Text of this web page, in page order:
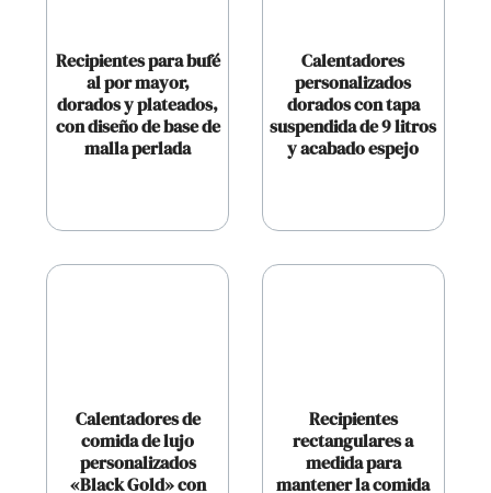
Recipientes para bufé
al por mayor,
dorados y plateados,
con diseño de base de
malla perlada
Calentadores
personalizados
dorados con tapa
suspendida de 9 litros
y acabado espejo
Calentadores de
comida de lujo
personalizados
«Black Gold» con
Recipientes
rectangulares a
medida para
mantener la comida